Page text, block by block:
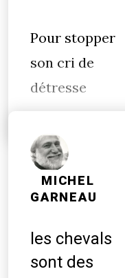
Pour stopper
son cri de
détresse
MICHEL
GARNEAU
les chevals
sont des